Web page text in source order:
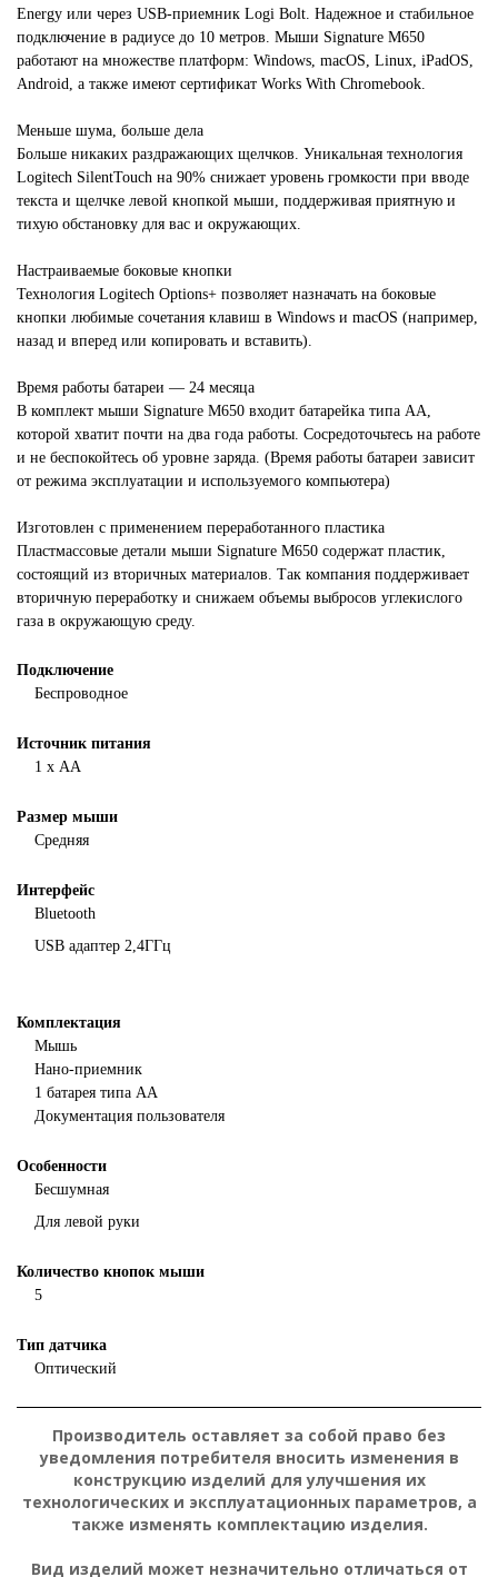
Energy или через USB-приемник Logi Bolt. Надежное и стабильное
подключение в радиусе до 10 метров. Мыши Signature M650
работают на множестве платформ: Windows, macOS, Linux, iPadOS,
Android, а также имеют сертификат Works With Chromebook.
Меньше шума, больше дела
Больше никаких раздражающих щелчков. Уникальная технология
Logitech SilentTouch на 90% снижает уровень громкости при вводе
текста и щелчке левой кнопкой мыши, поддерживая приятную и
тихую обстановку для вас и окружающих.
Настраиваемые боковые кнопки
Технология Logitech Options+ позволяет назначать на боковые
кнопки любимые сочетания клавиш в Windows и macOS (например,
назад и вперед или копировать и вставить).
Время работы батареи — 24 месяца
В комплект мыши Signature M650 входит батарейка типа AA,
которой хватит почти на два года работы. Сосредоточьтесь на работе
и не беспокойтесь об уровне заряда. (Время работы батареи зависит
от режима эксплуатации и используемого компьютера)
Изготовлен с применением переработанного пластика
Пластмассовые детали мыши Signature M650 содержат пластик,
состоящий из вторичных материалов. Так компания поддерживает
вторичную переработку и снижаем объемы выбросов углекислого
газа в окружающую среду.
Подключение
Беспроводное
Источник питания
1 х AA
Размер мыши
Средняя
Интерфейс
Bluetooth
USB адаптер 2,4ГГц
Комплектация
Мышь
Нано-приемник
1 батарея типа AA
Документация пользователя
Особенности
Бесшумная
Для левой руки
Количество кнопок мыши
5
Тип датчика
Оптический
Производитель оставляет за собой право без
уведомления потребителя вносить изменения в
конструкцию изделий для улучшения их
технологических и эксплуатационных параметров, а
также изменять комплектацию изделия.
Вид изделий может незначительно отличаться от